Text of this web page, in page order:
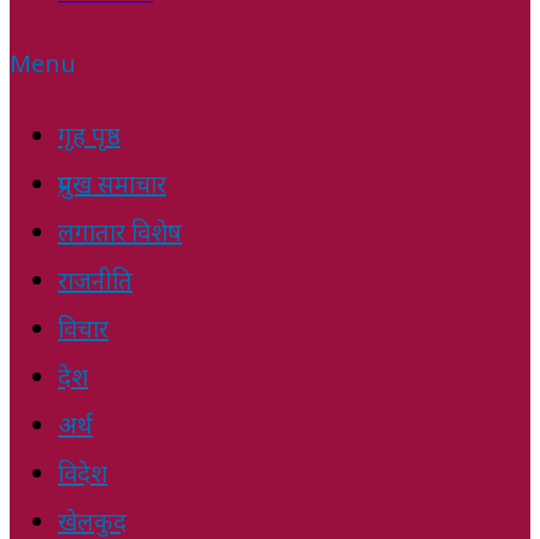
Menu
गृह पृष्ठ
प्रमुख समाचार
लगातार विशेष
राजनीति
विचार
देश
अर्थ
विदेश
खेलकुद